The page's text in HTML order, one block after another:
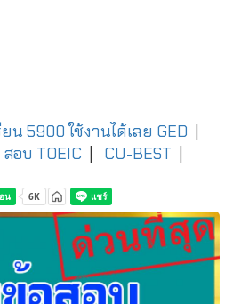
ยน 5900 ใช้งานได้เลย GED
สอบ TOEIC CU-BEST